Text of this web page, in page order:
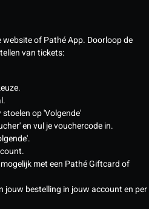
of Pathé App. Doorloop de
van tickets:
op 'Volgende'
en vul je vouchercode in.
met een Pathé Giftcard of
jouw bestelling in jouw account en per